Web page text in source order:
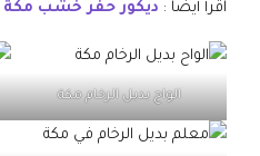
اقرأ أيضا : ديكور حفر خشب مكة
الواح بديل الرخام مكة